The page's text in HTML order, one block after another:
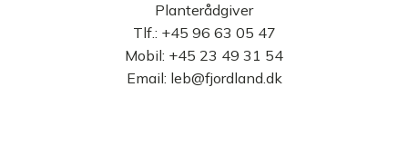
Planterådgiver
Tlf.: +45 96 63 05 47
Mobil: +45 23 49 31 54
Email: leb@fjordland.dk